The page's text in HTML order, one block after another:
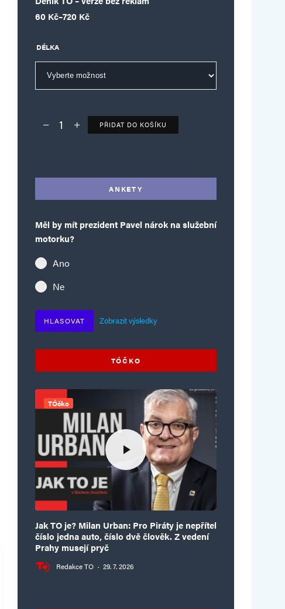
60 Kč–720 Kč
Rozpětí cen: 60 Kč až 720 Kč
DÉLKA
Deník TO – verze bez reklam množství
PŘIDAT DO KOŠÍKU
ANKETY
Měl by mít prezident Pavel nárok na služební
motorku?
Ano
Ne
HLASOVAT Zobrazit výsledky
TÓČKO
TÓčko
Jak TO je? Milan Urban: Pro Piráty je nepřítel
číslo jedna auto, číslo dvě člověk. Z vedení
Prahy musejí pryč
Redakce TO · 29. 7. 2026